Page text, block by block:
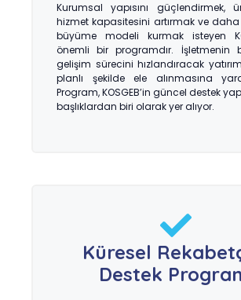
Kurumsal yapısını güçlendirmek,
hizmet kapasitesini artırmak ve
büyüme modeli kurmak isteyen
önemli bir programdır. İşletmenin
gelişim sürecini hızlandıracak
planlı şekilde ele alınmasına
Program, KOSGEB’in güncel destek
başlıklardan biri olarak yer alıyor.
Küresel
Destek